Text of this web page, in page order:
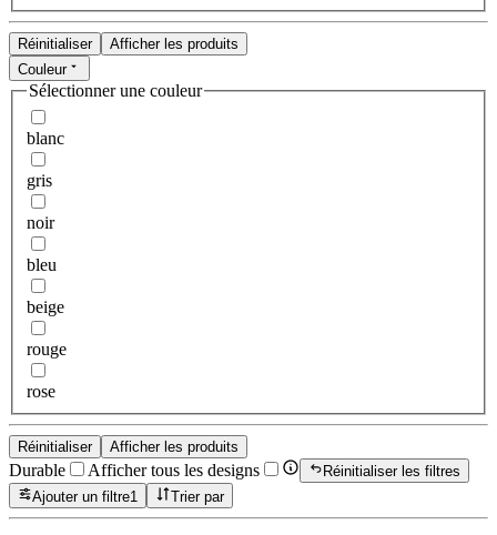
Réinitialiser
Afficher les produits
Couleur
Sélectionner une couleur
blanc
gris
noir
bleu
beige
rouge
rose
Réinitialiser Afficher les produits
Durable Afficher tous les designs
Réinitialiser les filtres
Ajouter un filtre1 Trier par